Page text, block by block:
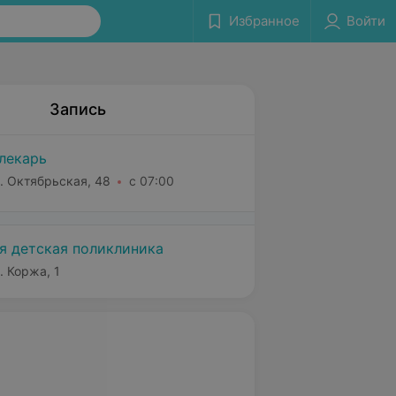
Избранное Войти
Запись
Октябрьская, 48 с 07:00
детская поликлиника
Коржа, 1